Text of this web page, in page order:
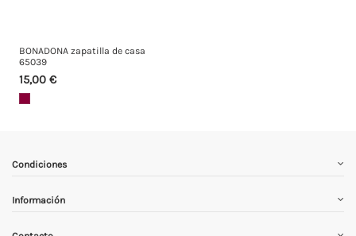
BONADONA zapatilla de casa
65039
15,00 €
Condiciones
Información